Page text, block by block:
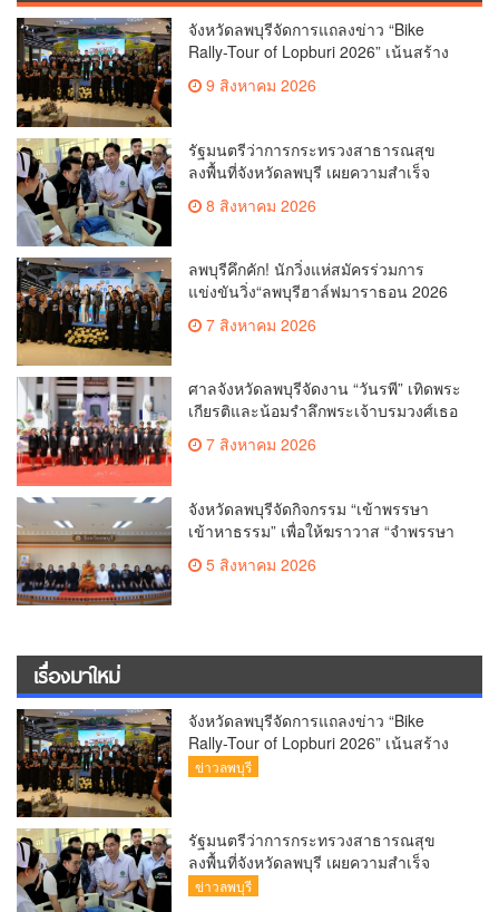
จังหวัดลพบุรีจัดการแถลงข่าว “Bike
Rally-Tour of Lopburi 2026” เน้นสร้าง
“ประสบการณ์ครบวงจร”
9 สิงหาคม 2026
รัฐมนตรีว่าการกระทรวงสาธารณสุข
ลงพื้นที่จังหวัดลพบุรี เผยความสำเร็จ
ใช้ลดระยะเวลารอคอยได้สั้นที่สุดในกลุ่ม
เดินได้ถึง ร้อยละ 85 มุ่งเป้าพัฒนาเป็น
จังหวัดสุขภาพคุณภาพควบคู่กับการส่ง
เสริมเศรษฐกิจสมุนไพรชุมชน
8 สิงหาคม 2026
ลพบุรีคึกคัก! นักวิ่งแห่สมัครร่วมการ
แข่งขันวิ่ง“ลพบุรีฮาล์ฟมาราธอน 2026
สัมผัสแสงแรกที่อ่างซับเหล็ก
7 สิงหาคม 2026
ศาลจังหวัดลพบุรีจัดงาน “วันรพี” เทิดพระ
เกียรติและน้อมรำลึกพระเจ้าบรมวงศ์เธอ
พระองค์รพีพัฒนศักดิ์ กรมหลวงราชบุรี
ดิเรกฤทธิ์ พระบิดาแห่งกฎหมายไท
7 สิงหาคม 2026
จังหวัดลพบุรีจัดกิจกรรม “เข้าพรรษา
เข้าหาธรรม” เพื่อให้ฆราวาส “จำพรรษา
5 สิงหาคม 2026
เรื่องมาใหม่
จังหวัดลพบุรีจัดการแถลงข่าว “Bike
Rally-Tour of Lopburi 2026” เน้นสร้าง
“ประสบการณ์ครบวงจร”
ข่าวลพบุรี
รัฐมนตรีว่าการกระทรวงสาธารณสุข
ลงพื้นที่จังหวัดลพบุรี เผยความสำเร็จ
รพ.มะเร็งลพบุรี นำเทคโนโลยีขั้นสูงมา
ข่าวลพบุรี